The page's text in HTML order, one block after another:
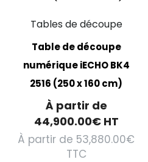
Tables de découpe
Table de découpe
numérique iECHO BK4
2516 (250 x 160 cm)
À partir de
44,900.00€HT
À partir de 53,880.00€
TTC